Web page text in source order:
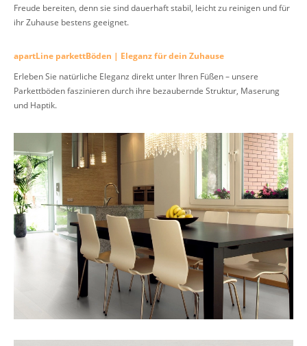
Freude bereiten, denn sie sind dauerhaft stabil, leicht zu reinigen und für
ihr Zuhause bestens geeignet.
apartLine parkettBöden | Eleganz für dein Zuhause
Erleben Sie natürliche Eleganz direkt unter Ihren Füßen – unsere
Parkettböden faszinieren durch ihre bezaubernde Struktur, Maserung
und Haptik.